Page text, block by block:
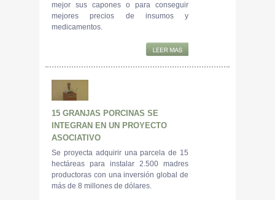
mejor sus capones o para conseguir
mejores precios de insumos y
medicamentos.
15 GRANJAS PORCINAS SE
INTEGRAN EN UN PROYECTO
ASOCIATIVO
Se proyecta adquirir una parcela de 15
hectáreas para instalar 2.500 madres
productoras con una inversión global de
más de 8 millones de dólares.